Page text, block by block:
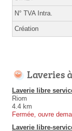
N° TVA Intra.
Création
Laveries
Laverie libre
Riom
4.4 km
Fermée, ouvre
Laverie libre-